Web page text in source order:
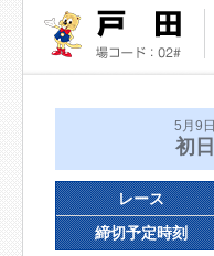
5月9日
初日
レース
締切予定時刻